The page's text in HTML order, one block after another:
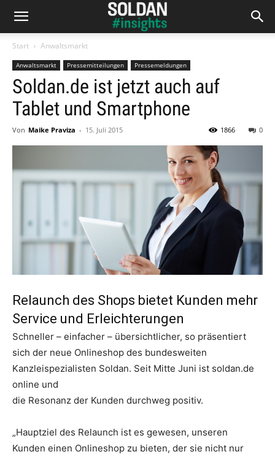
Start Anwaltsmarkt
Anwaltsmarkt Pressemitteilungen Pressemeldungen
Soldan.de ist jetzt auch auf
Tablet und Smartphone
Von Maike Praviza - 15. Juli 2015 0
1866
Relaunch des Shops bietet Kunden mehr
Service und Erleichterungen
Schneller – einfacher – übersichtlicher, so präsentiert
sich der neue Onlineshop des bundesweiten
Kanzleispezialisten Soldan. Seit Mitte Juni ist soldan.de
online und
die Resonanz der Kunden durchweg positiv.
„Hauptziel des Relaunch ist es gewesen, unseren
Kunden einen Onlineshop zu bieten, der sie nicht nur